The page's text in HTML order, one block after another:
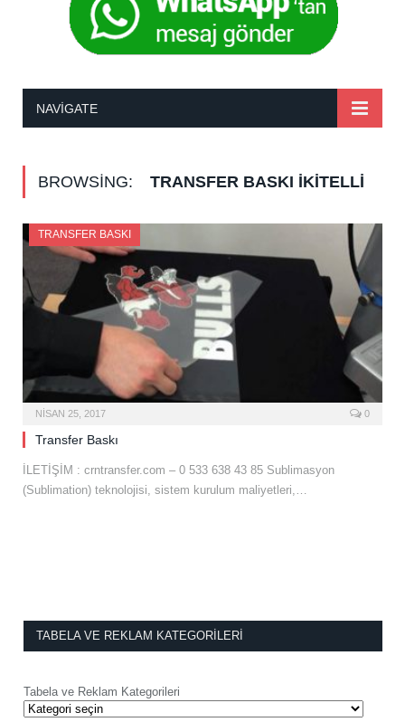
NAVIGATE
BROWSING: TRANSFER BASKI IKITELLI
TRANSFER BASKI
NISAN 25, 2017 0
Transfer Baskı
İLETİŞİM : crntransfer.com – 0 533 638 43 85 Sublimasyon
(Sublimation) teknolojisi, sistem kurulum maliyetleri,…
TABELA VE REKLAM KATEGORILERI
Tabela ve Reklam Kategorileri